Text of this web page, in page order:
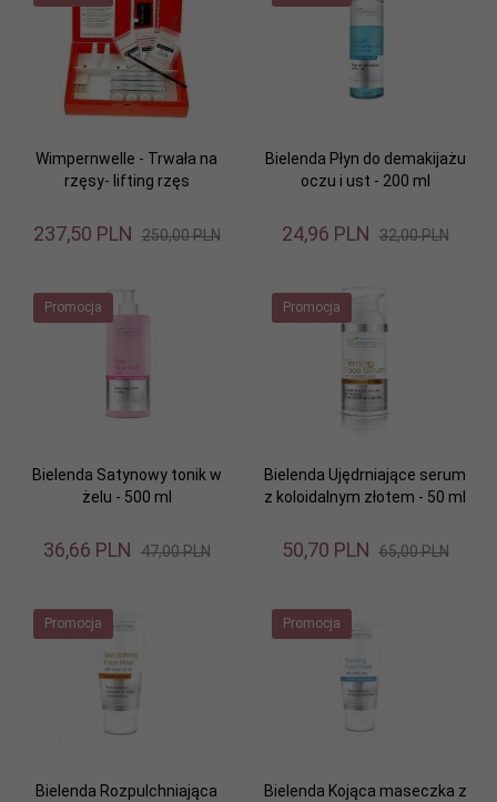
Wimpernwelle - Trwała na
rzęsy- lifting rzęs
237,50 PLN 250,00 PLN
Bielenda Płyn do demakijażu
oczu i ust - 200 ml
24,96 PLN 32,00 PLN
Promocja
Bielenda Satynowy tonik w
żelu - 500 ml
36,66 PLN 47,00 PLN
Promocja
Bielenda Ujędrniające serum
z koloidalnym złotem - 50 ml
50,70 PLN 65,00 PLN
Promocja
Bielenda Rozpulchniająca
Promocja
Bielenda Kojąca maseczka z